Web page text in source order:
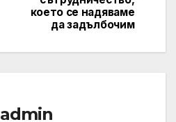
което се надяваме
да задълбочим
admin